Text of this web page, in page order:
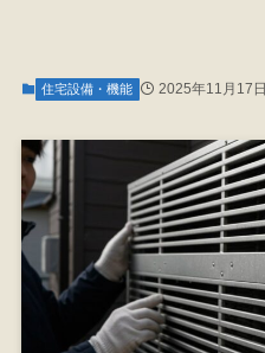
住宅設備・機能 2025年11月17日